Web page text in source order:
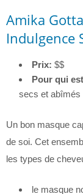
Amika
Indulgence
Prix: $$
Pour qui
secs et abîmés
Un bon masque
de soi. Cet
les types de
le masque